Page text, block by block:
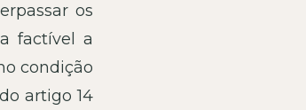
os
factível a
condição
artigo 14